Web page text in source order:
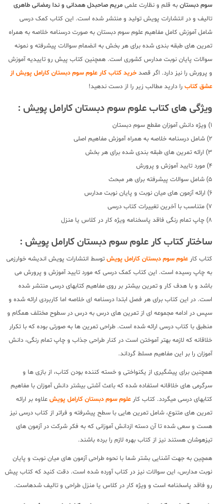
سوم دبستان به قلم و نظارت علمی مریم صاحبدل همدانی و ندا رمضانی طاهری
تالیف و در انتشارات پویش تولید و منتشر شده است. این کتاب کمک درسی
شامل آموزش کامل مفاهیم علوم سوم دبستان به صورت درسنامه خلاصه به همراه
تمرین های طبقه بندی شده برای هر بخش به انضمام سوالات پیشرفته و نمونه
سوالات پایان نوبت مدارس کشوری است. همچنین کتاب پیش رو تاییدیه آموزش
و پرورش را نیز دارد. اگر قصد خرید کتاب کار علوم سوم دبستان کارامل پویش از
عشق کتاب را دارید مطالب زیر را از دست ندهید!
ویژگی های کتاب علوم سوم دبستان کارامل پویش :
1) ویژه دانش آموزان مقطع سوم دبستان
2) شامل درسنامه خلاصه به همراه آموزش مفاهیم اصلی
3) ارائه تمرین های طبقه بندی شده برای هر بخش
4) مورد تایید آموزش و پرورش
5) شامل سوالات پیشرفته برای هر مبحث
6) ارائه آزمون های میان نوبت و پایان نوبت مدارس
7) متناسب با آخرین تغییرات کتاب درسی
8) چاپ تمام رنگی فاقد پاسخنامه ویژه کار در کلاس یا منزل
ساختار کتاب کار علوم سوم دبستان کارامل پویش :
کتاب کار علوم سوم دبستان کارامل پویش توسط انتشارات پویش اندیشه خوارزمی
به چاپ رسیده است. این کتاب کمک درسی که مورد تایید آموزش و پرورش می
باشد و با هدف کار و تمرین بیشتر بر روی مفاهیم کتابهای درسی منتشر شده
است. در این کتاب برای هر فصل ابتدا درسنامه ای خلاصه اما کاربردی ارائه شده و
سپس در ادامه مجموعه ای از تمرین های درس به درس در سطوح مختلف همگام و
منطبق با کتاب درسی ارائه شده است. طراحی تمرین ها به صورتی بوده که با تکرار
خلاقانه که لازمه بهتر آموختن است در کنار طراحی جذاب و چاپ تمام رنگی، دانش
آموزان را بر این مفاهیم مسلط گرداند.
همچنین برای پیشگیری از یکنواختی و خسته کننده بودن کتاب، از بازی ها و
سرگرمی های خلاقانه استفاده شده که باعث آشتی بیشتر دانش آموزان با مفاهیم
کتابهای درسی میگردد. کتاب کار علوم سوم دبستان کارامل پویش علاوه بر ارائه
تمرین های متنوع، شامل تمرین هایی با سطح پیشرفته و فراتر از کتاب درسی نیز
هست و سعی شده تا آن دسته ازدانش آموزانی که به فکر شرکت در آزمون های
تیزهوشان هستند نیز از کتاب بهره لازم را برده باشند.
همچین به جهت آشنایی بشتر شما با نحوه طراحی آزمون های میان نوبت و پایان
نوبت مدارس، این سوالات نیز در کتاب آورده شده است. دقت کنید که کتاب پیش
رو فاقد پاسخنامه است و ویژه کار در کلاس یا منزل طراحی و تالیف شدهاست.